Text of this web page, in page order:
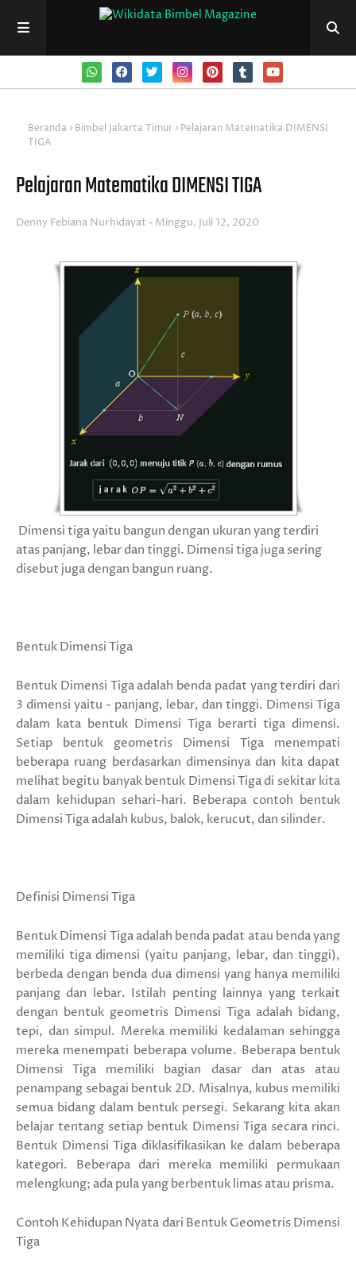
Beranda Bimbel Jakarta Timur
Pelajaran Matematika DIMENSI
TIGA
Pelajaran Matematika DIMENSI TIGA
Denny Febiana Nurhidayat Minggu, Juli 12, 2020
Dimensi tiga yaitu bangun dengan ukuran yang terdiri
atas panjang, lebar dan tinggi. Dimensi tiga juga sering
disebut juga dengan bangun ruang.
Bentuk Dimensi Tiga
Bentuk Dimensi Tiga adalah benda padat yang terdiri dari
3 dimensi yaitu - panjang, lebar, dan tinggi. Dimensi Tiga
dalam kata bentuk Dimensi Tiga berarti tiga dimensi.
Setiap bentuk geometris Dimensi Tiga menempati
beberapa ruang berdasarkan dimensinya dan kita dapat
melihat begitu banyak bentuk Dimensi Tiga di sekitar kita
dalam kehidupan sehari-hari. Beberapa contoh bentuk
Dimensi Tiga adalah kubus, balok, kerucut, dan silinder.
Definisi Dimensi Tiga
Bentuk Dimensi Tiga adalah benda padat atau benda yang
memiliki tiga dimensi (yaitu panjang, lebar, dan tinggi),
berbeda dengan benda dua dimensi yang hanya memiliki
panjang dan lebar. Istilah penting lainnya yang terkait
dengan bentuk geometris Dimensi Tiga adalah bidang,
tepi, dan simpul. Mereka memiliki kedalaman sehingga
mereka menempati beberapa volume. Beberapa bentuk
Dimensi Tiga memiliki bagian dasar dan atas atau
penampang sebagai bentuk 2D. Misalnya, kubus memiliki
semua bidang dalam bentuk persegi. Sekarang kita akan
belajar tentang setiap bentuk Dimensi Tiga secara rinci.
Bentuk Dimensi Tiga diklasifikasikan ke dalam beberapa
kategori. Beberapa dari mereka memiliki permukaan
melengkung; ada pula yang berbentuk limas atau prisma.
Contoh Kehidupan Nyata dari Bentuk Geometris Dimensi
Tiga